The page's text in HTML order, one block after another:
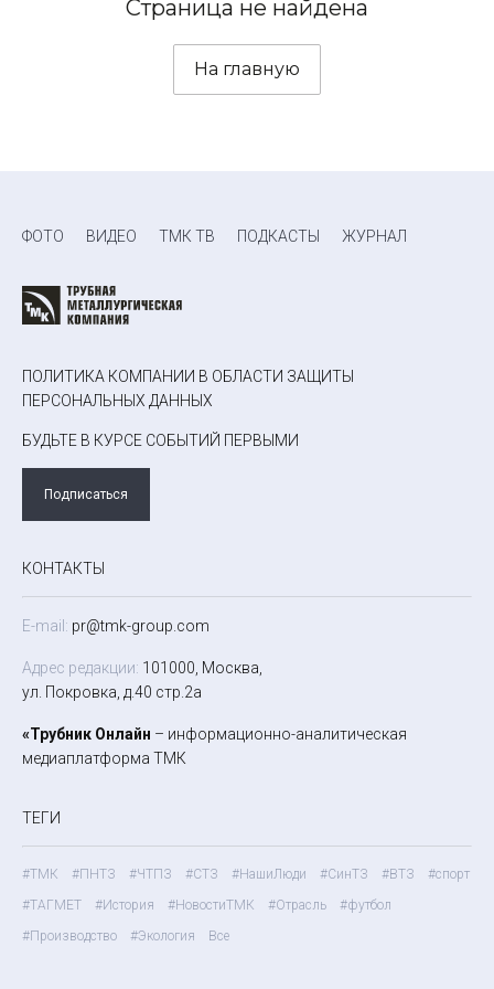
Страница не найдена
На главную
ФОТО ВИДЕО ТМК ТВ ПОДКАСТЫ ЖУРНАЛ
ПОЛИТИКА КОМПАНИИ В ОБЛАСТИ ЗАЩИТЫ
ПЕРСОНАЛЬНЫХ ДАННЫХ
БУДЬТЕ В КУРСЕ СОБЫТИЙ ПЕРВЫМИ
Подписаться
КОНТАКТЫ
E-mail: pr@tmk-group.com
Адрес редакции: 101000, Москва,
ул. Покровка, д.40 стр.2а
«Трубник Онлайн – информационно-аналитическая
медиаплатформа ТМК
ТЕГИ
#ТМК #ПНТЗ #ЧТПЗ #СТЗ #НашиЛюди #СинТЗ #ВТЗ
#спорт
#ТАГМЕТ
#История #НовостиТМК #Отрасль
#футбол
#Производство
#Экология Все